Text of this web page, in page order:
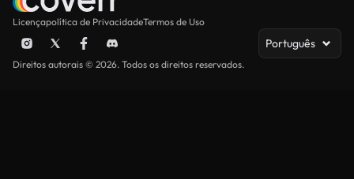
Licençapolítica de PrivacidadeTermos de Uso
Português
Direitos autorais © 2026. Todos os direitos reservados.